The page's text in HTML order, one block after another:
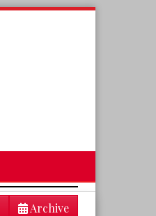
Archive